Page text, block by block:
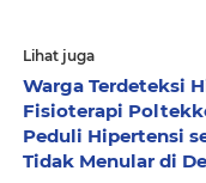
Lihat juga
Warga Terdeteksi
Fisioterapi
Peduli Hipertensi
Tidak Menular di